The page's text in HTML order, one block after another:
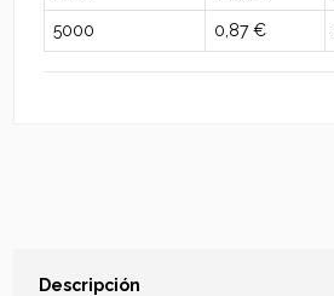
5000 0,87 €
Descripción